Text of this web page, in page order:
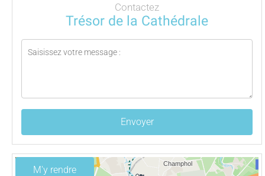
Contactez
Trésor de la Cathédrale
Envoyer
M'y rendre